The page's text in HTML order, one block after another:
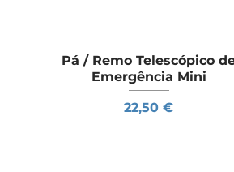
Visualização rápida
Pá / Remo Telescópico
Emergência Mini
Preço
22,50 €